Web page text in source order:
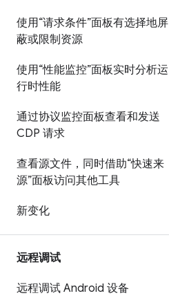
使用“请求条件”面板有选择地屏
蔽或限制资源
使用“性能监控”面板实时分析运
行时性能
通过协议监控面板查看和发送
CDP 请求
查看源文件，同时借助“快速来
源”面板访问其他工具
新变化
远程调试
远程调试 Android 设备